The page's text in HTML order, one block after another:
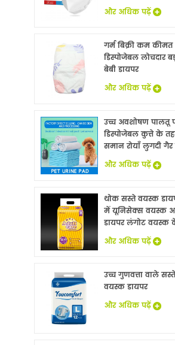
और अधिक पढ़ें
गर्म बिक्री कम कीमत
डिस्पोजेबल लोचदार
बेबी डायपर
और अधिक पढ़ें
उच्च अवशोषण पालतू
डिस्पोजेबल कुत्ते के
समान रोयाँ लुगदी
बिस्तर चादरों थोक
और अधिक पढ़ें
थोक सस्ते वयस्क
में यूनिसेक्स वयस्क
डायपर लंगोट वयस्क
नि: शुल्क नमूने
और अधिक पढ़ें
उच्च गुणवत्ता वाले
वयस्क डायपर
और अधिक पढ़ें